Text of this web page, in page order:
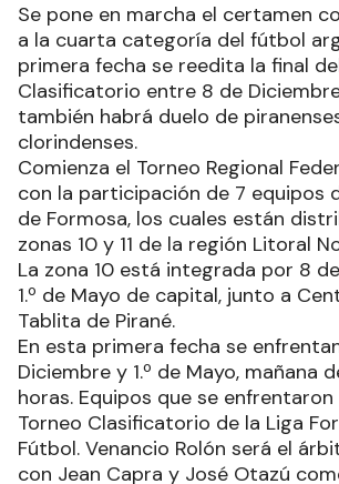
Se pone en marcha el certamen
a la cuarta categoría del fútbol
primera fecha se reedita la final
Clasificatorio entre 8 de Diciembre
también habrá duelo de
clorindenses.
Comienza el Torneo Regional
con la participación de 7 equipos
de Formosa, los cuales están
zonas 10 y 11 de la región Litoral
La zona 10 está integrada por 8
1.º de Mayo de capital, junto a
Tablita de Pirané.
En esta primera fecha se
Diciembre y 1.º de Mayo, mañana
horas. Equipos que se
Torneo Clasificatorio de la Liga
Fútbol. Venancio Rolón será el
con Jean Capra y José Otazú